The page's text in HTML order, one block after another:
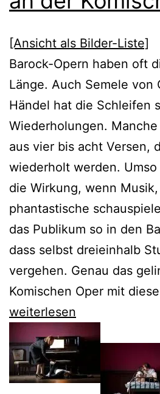
[Ansicht als Bilder-Liste]
Barock-Opern haben oft
Länge. Auch Semele von
Händel hat die Schleifen
Wiederholungen.
aus vier bis acht Versen,
wiederholt werden.
die Wirkung, wenn
phantastische
das Publikum so in den
dass selbst dreieinhalb
vergehen. Genau das
Komischen Oper mit
Nicole
Chevalier
triumphiert
als
weiterlesen